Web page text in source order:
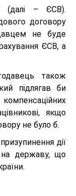
(далі – ЄСВ).
договору
не буде
ЄСВ, а
також
підлягав би
якщо
не було б.
дії
на державу, що